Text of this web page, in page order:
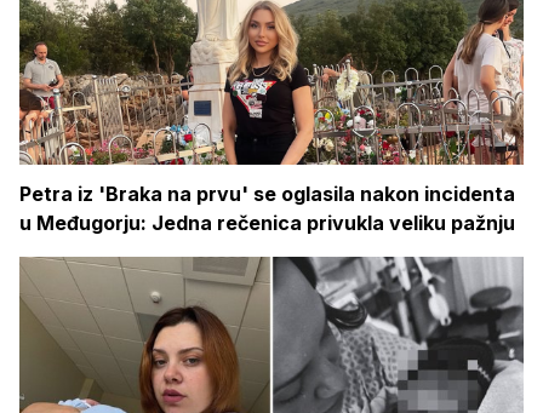
Petra iz 'Braka na prvu' se oglasila nakon incidenta
u Međugorju: Jedna rečenica privukla veliku pažnju